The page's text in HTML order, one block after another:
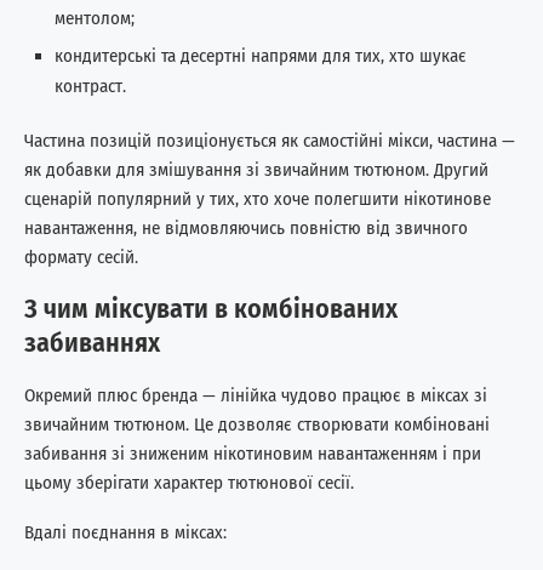
ментолом;
кондитерські та десертні напрями для тих, хто шукає
контраст.
Частина позицій позиціонується як самостійні мікси, частина —
як добавки для змішування зі звичайним тютюном. Другий
сценарій популярний у тих, хто хоче полегшити нікотинове
навантаження, не відмовляючись повністю від звичного
формату сесій.
З чим міксувати в комбінованих
забиваннях
Окремий плюс бренда — лінійка чудово працює в міксах зі
звичайним тютюном. Це дозволяє створювати комбіновані
забивання зі зниженим нікотиновим навантаженням і при
цьому зберігати характер тютюнової сесії.
Вдалі поєднання в міксах: